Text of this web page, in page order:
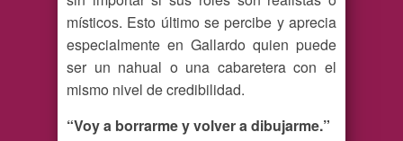
místicos. Esto último se percibe y aprecia
especialmente en Gallardo quien puede
ser un nahual o una cabaretera con el
mismo nivel de credibilidad.
“Voy a borrarme y volver a dibujarme.”